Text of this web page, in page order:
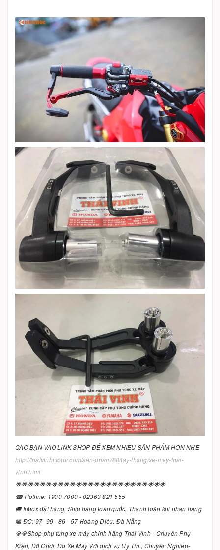
CÁC BẠN VÀO LINK SHOP ĐỂ XEM NHIỀU SẢN PHẨM HƠN NHÉ
http://thaivinhmotor.com/san-pham/88/tay-thang/xe-may-thai-
vinh.html
🌟🌟🌟🌟🌟🌟🌟🌟🌟🌟🌟🌟🌟🌟🌟🌟🌟🌟🌟🌟🌟🌟🌟🌟🌟
☎ Hotline: 1900 7000 - 02363 821 555
🚚 Inbox đặt hàng, Ship hàng toàn quốc, Thanh toán khi nhận hàng
🏪 ĐC: 97- 99 - 86 - 57 Hoàng Diệu, Đà Nẵng
💎💎Shop phụ tùng xe máy chính hãng Thái Vinh - Chuyên Phụ
Kiện, Đồ Chơi, Độ Xe Máy Với dịch vụ Uy Tín , Chuyên Nghiệp-